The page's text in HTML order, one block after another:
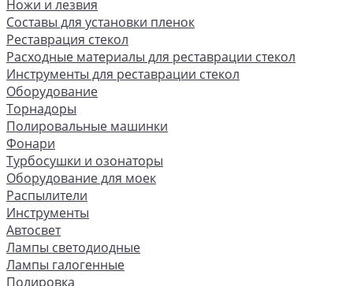
Ножи и лезвия
Составы для установки пленок
Реставрация стекол
Расходные материалы для реставрации стекол
Инструменты для реставрации стекол
Оборудование
Торнадоры
Полировальные машинки
Фонари
Турбосушки и озонаторы
Оборудование для моек
Распылители
Инструменты
Автосвет
Лампы светодиодные
Лампы галогенные
Полировка